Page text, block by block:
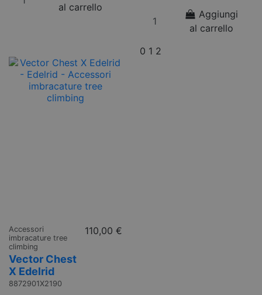
al carrello
Aggiungi
al carrello
0 1 2
Accessori
imbracature tree
climbing
Vector Chest
X Edelrid
8872901X2190
110,00 €